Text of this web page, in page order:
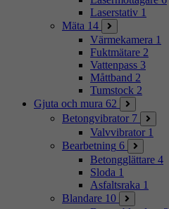
Laserstativ 1
Mäta 14
Värmekamera 1
Fuktmätare 2
Vattenpass 3
Måttband 2
Tumstock 2
Gjuta och mura 62
Betongvibrator 7
Valvvibrator 1
Bearbetning 6
Betongglättare 4
Sloda 1
Asfaltsraka 1
Blandare 10